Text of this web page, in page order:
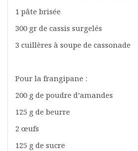
1 pâte brisée
300 gr de cassis surgelés
3 cuillères à soupe de cassonade
Pour la frangipane :
200 g de poudre d’amandes
125 g de beurre
2 œufs
125 g de sucre